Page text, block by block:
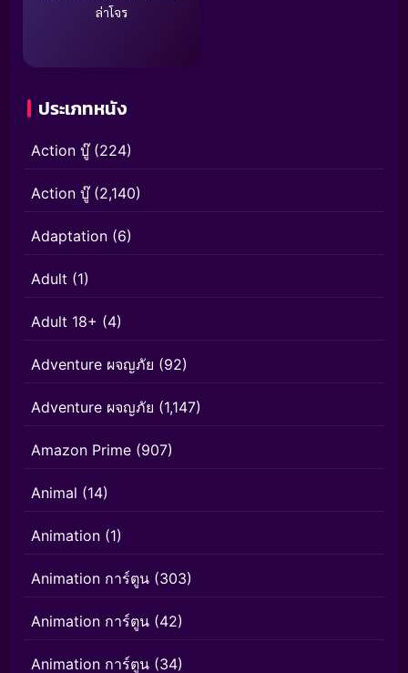
ล่าโจร
ประเภทหนัง
Action บู๊(224)
Action บู๊(2,140)
Adaptation (6)
Adult (1)
Adult 18+ (4)
Adventure ผจญภัย (92)
Adventure ผจญภัย (1,147)
Amazon Prime (907)
Animal (14)
Animation (1)
Animation การ์ตูน (303)
Animation การ์ตูน (42)
Animation การ์ตูน (34)